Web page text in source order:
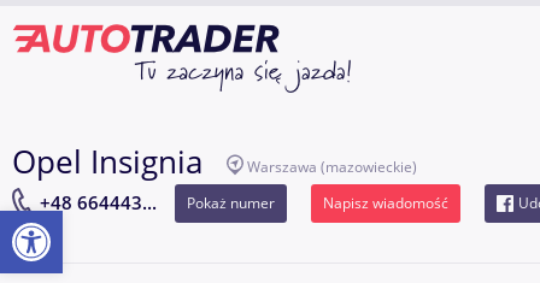
Opel Insignia Warszawa (mazowieckie)
+48 664443... Pokaż numer Napisz wiadomość
Otwórz pasek narzędzi